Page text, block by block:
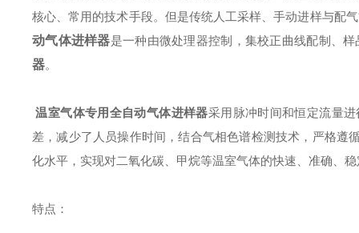
核心、常用的技术手段。但是传统人工采样、手动进样与配
动气体进样器是一种由微处理器控制，集校正曲线配制、
器。
温室气体专用全自动气体进样器采用脉冲时间和恒定流量
差，减少了人员操作时间，结合气相色谱检测技术，严格遵
化水平，实现对二氧化碳、甲烷等温室气体的快速、准确、
特点：